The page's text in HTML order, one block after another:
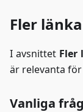
Fler
I avsnittet Fler
är relevanta
Vanliga